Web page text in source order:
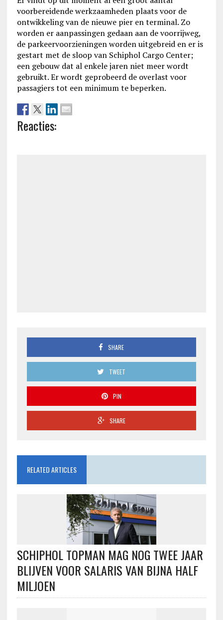
voorbereidende werkzaamheden plaats voor de
ontwikkeling van de nieuwe pier en terminal. Zo
worden er aanpassingen gedaan aan de voorrijweg,
de parkeervoorzieningen worden uitgebreid en er is
gestart met de sloop van Schiphol Cargo Center;
een gebouw dat al enkele jaren niet meer wordt
gebruikt. Er wordt geprobeerd de overlast voor
passagiers tot een minimum te beperken.
Reacties:
SHARE
TWEET
PIN
SHARE
RELATED ARTICLES
SCHIPHOL TOPMAN MAG NOG TWEE JAAR
BLIJVEN VOOR SALARIS VAN BIJNA HALF
MILJOEN